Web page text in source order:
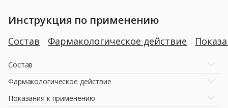
Инструкция по применению
Состав Фармакологическое действие
Состав
Фармакологическое действие
Показания к применению